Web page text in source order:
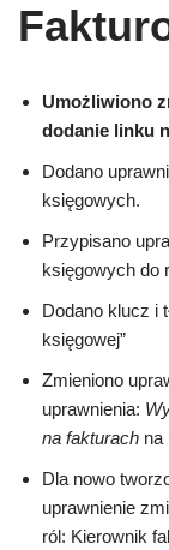
Umożliwiono
dodanie linku
Dodano
księgowych.
Przypisano
księgowych do
Dodano klucz i
księgowej”
Zmieniono
uprawnienia:
na fakturach na
Dla nowo
uprawnienie
ról: Kierownik